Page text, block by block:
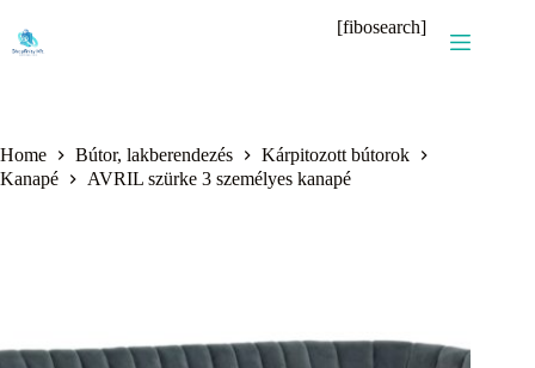
content
[fibosearch]
Home Bútor, lakberendezés
Kárpitozott bútorok
Kanapé
AVRIL szürke 3 személyes kanapé